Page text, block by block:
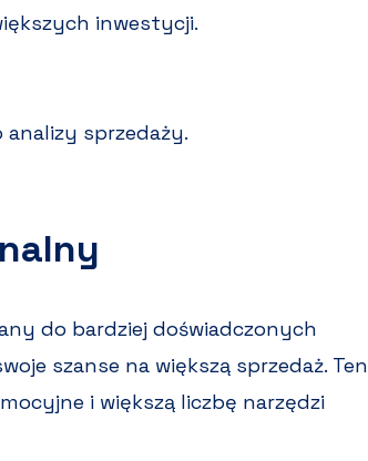
inwestycji.
analizy sprzedaży.
do bardziej doświadczonych
szanse na większą sprzedaż. Ten
i większą liczbę narzędzi